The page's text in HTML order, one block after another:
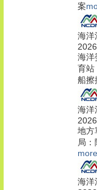
案
海洋
海洋
育站
船擦
海洋
地方
局
海洋